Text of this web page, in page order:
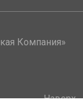
Компания»
Наверх